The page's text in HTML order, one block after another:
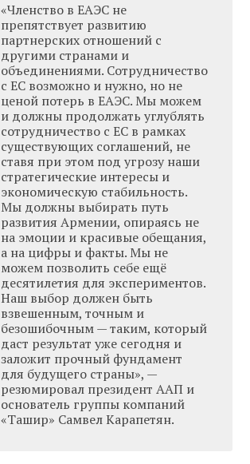
«Членство в ЕАЭС не
препятствует развитию
партнерских отношений с
другими странами и
объединениями. Сотрудничество
с ЕС возможно и нужно, но не
ценой потерь в ЕАЭС. Мы можем
и должны продолжать углублять
сотрудничество с ЕС в рамках
существующих соглашений, не
ставя при этом под угрозу наши
стратегические интересы и
экономическую стабильность.
Мы должны выбирать путь
развития Армении, опираясь не
на эмоции и красивые обещания,
а на цифры и факты. Мы не
можем позволить себе ещё
десятилетия для экспериментов.
Наш выбор должен быть
взвешенным, точным и
безошибочным — таким, который
даст результат уже сегодня и
заложит прочный фундамент
для будущего страны», —
резюмировал президент ААП и
основатель группы компаний
«Ташир» Самвел Карапетян.